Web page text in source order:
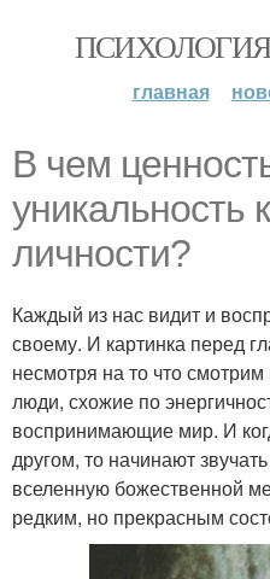
главная
В чем
уникальность
личности?
Каждый из нас видит и
своему. И картинка перед
несмотря на то что
люди, схожие по
воспринимающие мир. И
другом, то начинают
вселенную божественной
редким, но прекрасным